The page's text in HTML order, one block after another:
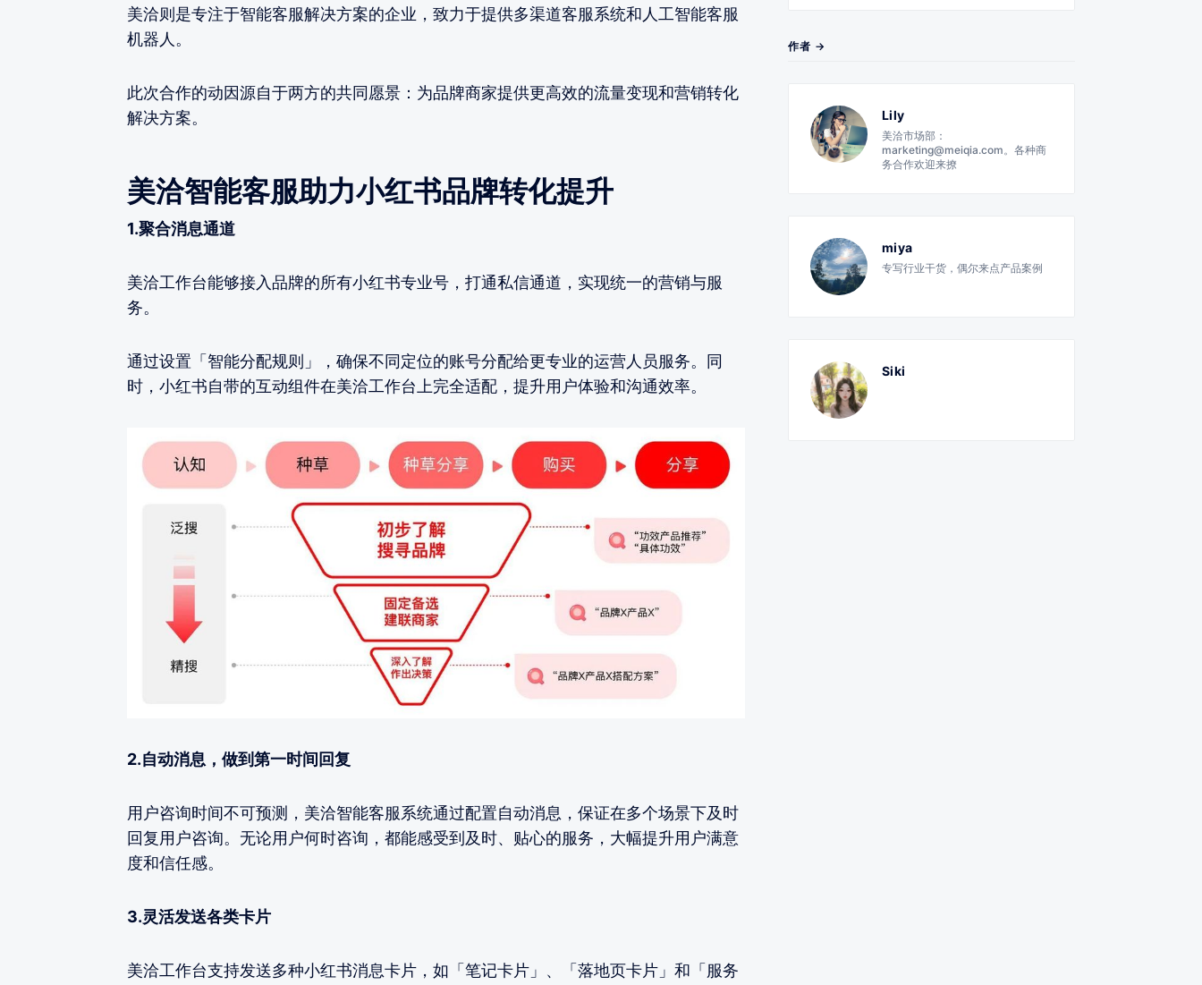
美洽则是专注于智能客服解决方案的企业，致力于提供多渠道客服系统和人工智能客服
机器人。
此次合作的动因源自于两方的共同愿景：为品牌商家提供更高效的流量变现和营销转化
解决方案。
美洽智能客服助力小红书品牌转化提升
1.聚合消息通道
美洽工作台能够接入品牌的所有小红书专业号，打通私信通道，实现统一的营销与服
务。
通过设置「智能分配规则」，确保不同定位的账号分配给更专业的运营人员服务。同
时，小红书自带的互动组件在美洽工作台上完全适配，提升用户体验和沟通效率。
2.自动消息，做到第一时间回复
用户咨询时间不可预测，美洽智能客服系统通过配置自动消息，保证在多个场景下及时
回复用户咨询。无论用户何时咨询，都能感受到及时、贴心的服务，大幅提升用户满意
度和信任感。
3.灵活发送各类卡片
美洽工作台支持发送多种小红书消息卡片，如「笔记卡片」、「落地页卡片」和「服务
作者 →
Lily
美洽市场部：
marketing@meiqia.com。各种商
务合作欢迎来撩
miya
专写行业干货，偶尔来点产品案例
Siki